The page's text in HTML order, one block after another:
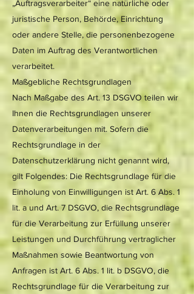
„Auftragsverarbeiter“ eine natürliche oder
juristische Person, Behörde, Einrichtung
oder andere Stelle, die personenbezogene
Daten im Auftrag des Verantwortlichen
verarbeitet.
Maßgebliche Rechtsgrundlagen
Nach Maßgabe des Art. 13 DSGVO teilen wir
Ihnen die Rechtsgrundlagen unserer
Datenverarbeitungen mit. Sofern die
Rechtsgrundlage in der
Datenschutzerklärung nicht genannt wird,
gilt Folgendes: Die Rechtsgrundlage für die
Einholung von Einwilligungen ist Art. 6 Abs. 1
lit. a und Art. 7 DSGVO, die Rechtsgrundlage
für die Verarbeitung zur Erfüllung unserer
Leistungen und Durchführung vertraglicher
Maßnahmen sowie Beantwortung von
Anfragen ist Art. 6 Abs. 1 lit. b DSGVO, die
Rechtsgrundlage für die Verarbeitung zur